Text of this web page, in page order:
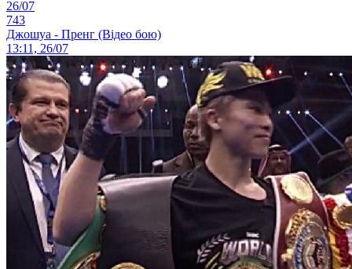
26/07
743
Джошуа - Пренг (Відео бою)
13:11, 26/07